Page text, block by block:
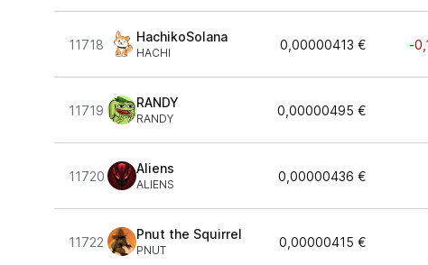
11718
HachikoSolana
HACHI
0,00000413 € -
11719
RANDY
RANDY
0,00000495 €
11720
Aliens
ALIENS
0,00000436 €
11722
Pnut the Squirrel
PNUT
0,00000415 €